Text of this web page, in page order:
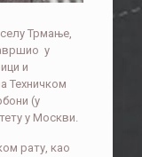
селу Трмање,
у
и
Техничком
(у
у Москви.
рату, као